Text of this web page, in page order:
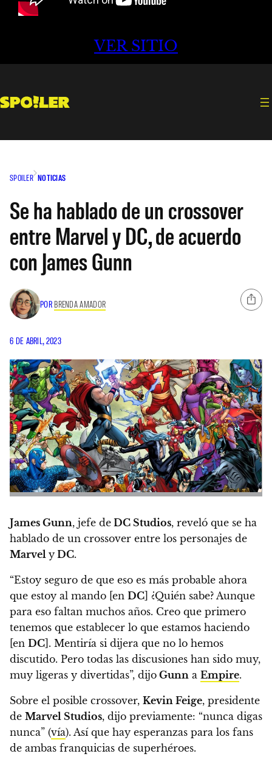
VER SITIO
SPOILER NOTICIAS
Se ha hablado de un crossover
entre Marvel y DC, de acuerdo
con James Gunn
POR BRENDA AMADOR
6 DE ABRIL, 2023
James Gunn, jefe de DC Studios, reveló que se ha
hablado de un crossover entre los personajes de
Marvel y DC.
“Estoy seguro de que eso es más probable ahora
que estoy al mando [en DC ] ¿Quién sabe? Aunque
para eso faltan muchos años. Creo que primero
tenemos que establecer lo que estamos haciendo
[en DC ]. Mentiría si dijera que no lo hemos
discutido. Pero todas las discusiones han sido muy,
muy ligeras y divertidas”, dijo Gunn a Empire.
Sobre el posible crossover, Kevin Feige, presidente
de Marvel Studios, dijo previamente: “nunca digas
nunca” (vía). Así que hay esperanzas para los fans
de ambas franquicias de superhéroes.